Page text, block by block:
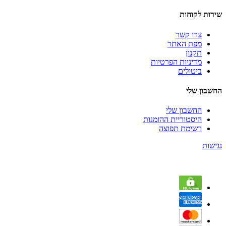
שירות לקוחות
צרו קשר
מפת האתר
תקנון
מדיניות הפרטיות
ביטולים
החשבון שלי
החשבון שלי
היסטוריית ההזמנות
רשימת תפוצה
נגישות